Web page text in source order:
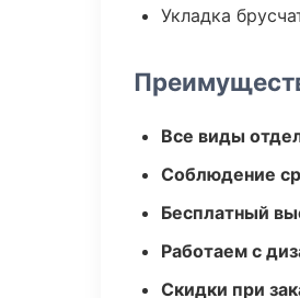
Укладка
Все виды
Соблюдение
Бесплатный
Работаем с
Скидки при